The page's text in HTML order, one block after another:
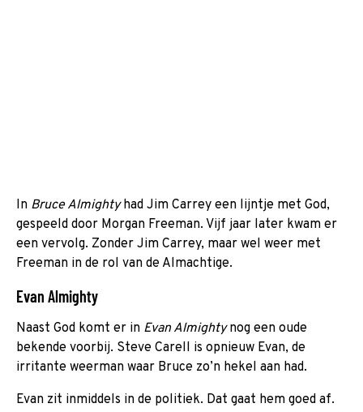
In Bruce Almightyhad Jim Carrey een lijntje met God,
gespeeld door Morgan Freeman. Vijf jaar later kwam er
een vervolg. Zonder Jim Carrey, maar wel weer met
Freeman in de rol van de Almachtige.
Evan Almighty
Naast God komt er in Evan Almightynog een oude
bekende voorbij. Steve Carell is opnieuw Evan, de
irritante weerman waar Bruce zo’n hekel aan had.
Evan zit inmiddels in de politiek. Dat gaat hem goed af.